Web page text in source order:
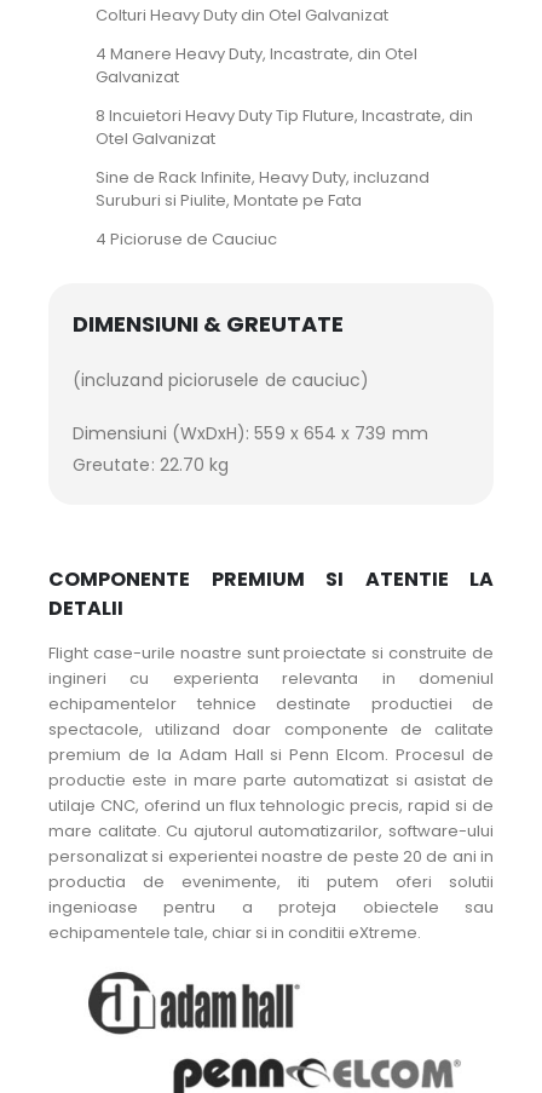
Colturi Heavy Duty din Otel Galvanizat
4 Manere Heavy Duty, Incastrate, din Otel
Galvanizat
8 Incuietori Heavy Duty Tip Fluture, Incastrate, din
Otel Galvanizat
Sine de Rack Infinite, Heavy Duty, incluzand
Suruburi si Piulite, Montate pe Fata
4 Picioruse de Cauciuc
DIMENSIUNI & GREUTATE
(incluzand piciorusele de cauciuc)
Dimensiuni (WxDxH): 559 x 654 x 739 mm
Greutate: 22.70 kg
COMPONENTE PREMIUM SI ATENTIE LA
DETALII
Flight case-urile noastre sunt proiectate si construite de
ingineri cu experienta relevanta in domeniul
echipamentelor tehnice destinate productiei de
spectacole, utilizand doar componente de calitate
premium de la Adam Hall si Penn Elcom. Procesul de
productie este in mare parte automatizat si asistat de
utilaje CNC, oferind un flux tehnologic precis, rapid si de
mare calitate. Cu ajutorul automatizarilor, software-ului
personalizat si experientei noastre de peste 20 de ani in
productia de evenimente, iti putem oferi solutii
ingenioase pentru a proteja obiectele sau
echipamentele tale, chiar si in conditii eXtreme.